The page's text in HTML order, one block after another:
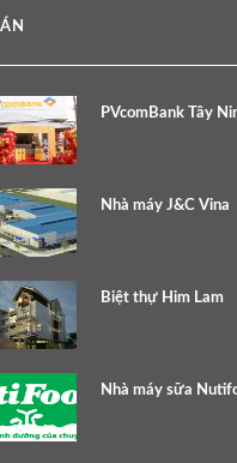
PVcomBank Tây
Nhà máy J&C Vina
Biệt thự Him Lam
Nhà máy sữa